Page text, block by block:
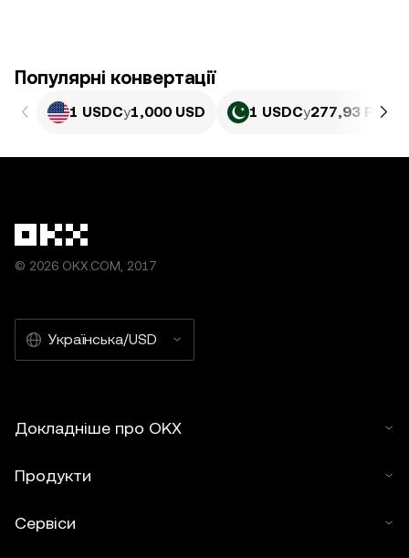
Популярні конвертації
1 USDCу1,000 USD 1 USDCу277,93 PKR
© 2026 OKX.COM, 2017
Українська/USD
Докладніше про OKX
Продукти
Сервіси